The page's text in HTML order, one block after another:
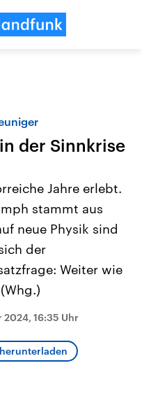
USA
Aktuelle Beiträge,
Hintergründe
Wirtschaftlich und
gehören die Vereinigten
den mächtigsten Ländern
mit großem Einfluss auf
aktuelle Weltgeschehen.
Podcasts
der Sinnkrise
Jahre erlebt.
stammt aus
neue Physik sind
der
Weiter wie
2024, 16:35 Uhr